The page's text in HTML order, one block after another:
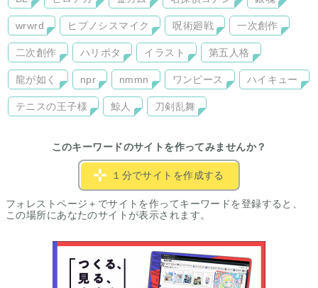
wrwrd ヒプノシスマイク 呪術廻戦 一次創作
二次創作 ハリポタ イラスト 第五人格
龍が如く npr nmmn ワンピース ハイキュー
テニスの王子様 鯨人 刀剣乱舞
このキーワードのサイトを作ってみませんか？
１分でサイトを作成する
フォレストページ＋でサイトを作ってキーワードを登録すると、
この場所にあなたのサイトが表示されます。